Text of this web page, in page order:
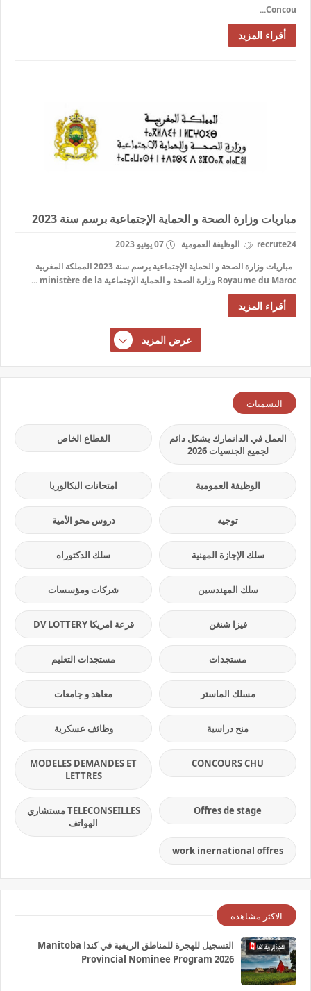
Concou...
أقراء المزيد
مباريات وزارة الصحة و الحماية الإجتماعية برسم سنة 2023
recrute24 الوظيفة العمومية
07 يونيو 2023
مباريات وزارة الصحة و الحماية الإجتماعية برسم سنة 2023 المملكة المغربية
Royaume du Maroc وزارة الصحة و الحماية الإجتماعية ministère de la ...
أقراء المزيد
عرض المزيد
التسميات
العمل في الدانمارك بشكل دائم
لجميع الجنسيات 2026
القطاع الخاص
الوظيفة العمومية امتحانات البكالوريا
توجيه دروس محو الأمية
سلك الإجازة المهنية سلك الدكتوراه
سلك المهندسين شركات ومؤسسات
فيزا شنغن قرعة امريكا DV LOTTERY
مستجدات مستجدات التعليم
مسلك الماستر معاهد و جامعات
منح دراسية وظائف عسكرية
CONCOURS CHU
MODELES DEMANDES ET
LETTRES
Offres de stage
TELECONSEILLES مستشاري
الهواتف
work inernational offres
الاكثر مشاهدة
التسجيل للهجرة للمناطق الريفية في كندا Manitoba
Provincial Nominee Program 2026